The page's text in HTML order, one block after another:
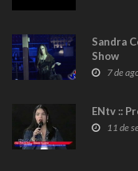
Sandra
Show
7 de
ENtv ::
11 de